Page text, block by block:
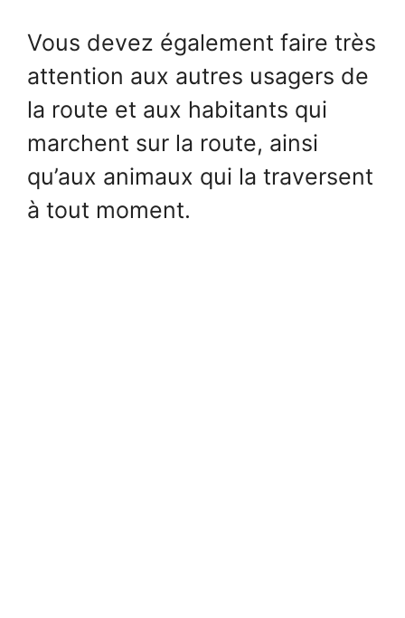
Vous devez également faire très
attention aux autres usagers de
la route et aux habitants qui
marchent sur la route, ainsi
qu’aux animaux qui la traversent
à tout moment.